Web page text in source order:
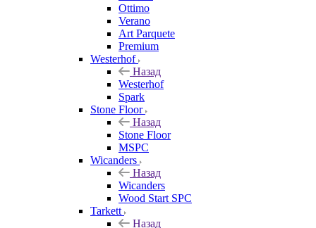
Ottimo
Verano
Art Parquete
Premium
Westerhof
Назад
Westerhof
Spark
Stone Floor
Назад
Stone Floor
MSPC
Wicanders
Назад
Wicanders
Wood Start SPC
Tarkett
Назад